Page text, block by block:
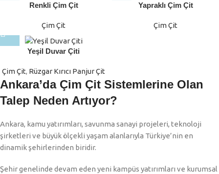
Renkli Çim Çit
Çim Çit
Yapraklı Çim Çit
Çim Çit
Yeşil Duvar Çiti
Çim Çit, Rüzgar Kırıcı Panjur Çit
Ankara’da Çim Çit Sistemlerine Olan
Talep Neden Artıyor?
Ankara, kamu yatırımları, savunma sanayi projeleri, teknoloji
şirketleri ve büyük ölçekli yaşam alanlarıyla Türkiye’nin en
dinamik şehirlerinden biridir.
Şehir genelinde devam eden yeni kampüs yatırımları ve kurumsal